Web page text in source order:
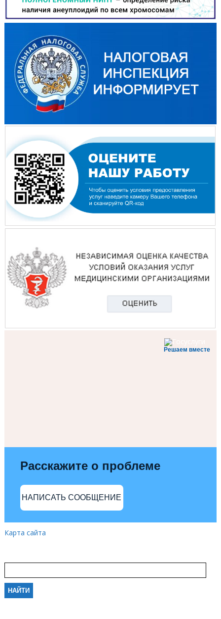
Решаем вместе
Расскажите о проблеме
НАПИСАТЬ СООБЩЕНИЕ
Карта сайта